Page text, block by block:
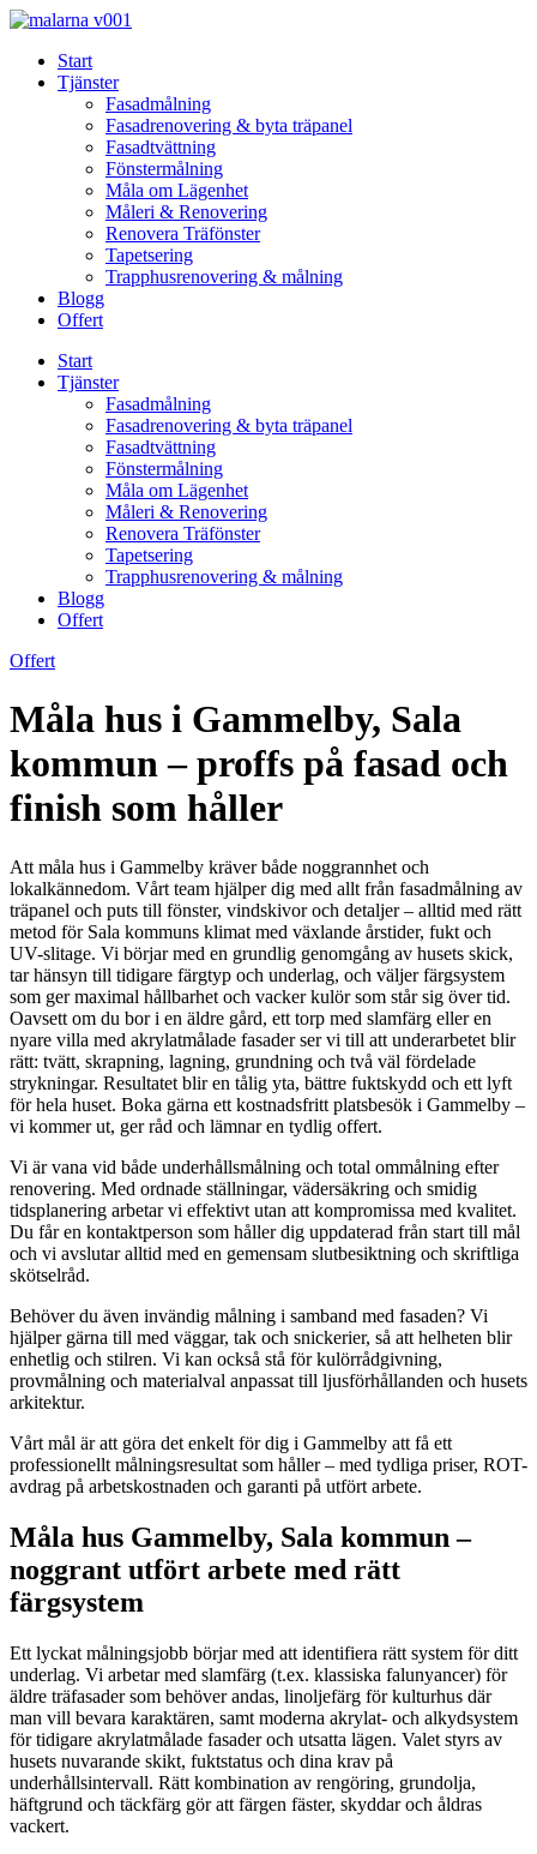
Skip
contentStart
Tjänster
Fasadmålning
Fasadrenovering & byta träpanel
Fasadtvättning
Fönstermålning
Måla om Lägenhet
Måleri & Renovering
Renovera Träfönster
Tapetsering
Trapphusrenovering & målning
Blogg
Offert
Start
Tjänster
Fasadmålning
Fasadrenovering & byta träpanel
Fasadtvättning
Fönstermålning
Måla om Lägenhet
Måleri & Renovering
Renovera Träfönster
Tapetsering
Trapphusrenovering & målning
Blogg
Offert
Offert
Måla hus i Gammelby, Sala
kommun – proffs på fasad och
finish som håller
Att måla hus i Gammelby kräver både noggrannhet och
lokalkännedom. Vårt team hjälper dig med allt från fasadmålning av
träpanel och puts till fönster, vindskivor och detaljer – alltid med rätt
metod för Sala kommuns klimat med växlande årstider, fukt och
UV-slitage. Vi börjar med en grundlig genomgång av husets skick,
tar hänsyn till tidigare färgtyp och underlag, och väljer färgsystem
som ger maximal hållbarhet och vacker kulör som står sig över tid.
Oavsett om du bor i en äldre gård, ett torp med slamfärg eller en
nyare villa med akrylatmålade fasader ser vi till att underarbetet blir
rätt: tvätt, skrapning, lagning, grundning och två väl fördelade
strykningar. Resultatet blir en tålig yta, bättre fuktskydd och ett lyft
för hela huset. Boka gärna ett kostnadsfritt platsbesök i Gammelby –
vi kommer ut, ger råd och lämnar en tydlig offert.
Vi är vana vid både underhållsmålning och total ommålning efter
renovering. Med ordnade ställningar, vädersäkring och smidig
tidsplanering arbetar vi effektivt utan att kompromissa med kvalitet.
Du får en kontaktperson som håller dig uppdaterad från start till mål
och vi avslutar alltid med en gemensam slutbesiktning och skriftliga
skötselråd.
Behöver du även invändig målning i samband med fasaden? Vi
hjälper gärna till med väggar, tak och snickerier, så att helheten blir
enhetlig och stilren. Vi kan också stå för kulörrådgivning,
provmålning och materialval anpassat till ljusförhållanden och husets
arkitektur.
Vårt mål är att göra det enkelt för dig i Gammelby att få ett
professionellt målningsresultat som håller – med tydliga priser, ROT-
avdrag på arbetskostnaden och garanti på utfört arbete.
Måla hus Gammelby, Sala kommun –
noggrant utfört arbete med rätt
färgsystem
Ett lyckat målningsjobb börjar med att identifiera rätt system för ditt
underlag. Vi arbetar med slamfärg (t.ex. klassiska falunyancer) för
äldre träfasader som behöver andas, linoljefärg för kulturhus där
man vill bevara karaktären, samt moderna akrylat- och alkydsystem
för tidigare akrylatmålade fasader och utsatta lägen. Valet styrs av
husets nuvarande skikt, fuktstatus och dina krav på
underhållsintervall. Rätt kombination av rengöring, grundolja,
häftgrund och täckfärg gör att färgen fäster, skyddar och åldras
vackert.